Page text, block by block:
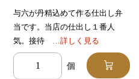
与六が丹精込めて作る仕出し弁
当です。当店の仕出し１番人
気。接待
…詳しく見る